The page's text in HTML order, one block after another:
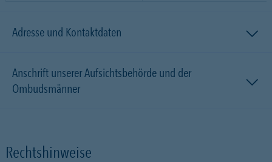
Adresse und Kontaktdaten
Anschrift unserer Aufsichtsbehörde und der
Ombudsmänner
Rechtshinweise